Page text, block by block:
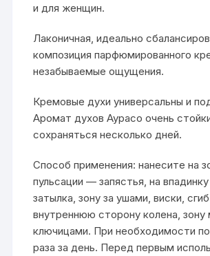
и для женщин.
Лаконичная, идеально
композиция парфюмированного
незабываемые ощущения.
Кремовые духи универсальны и
Аромат духов Аурасо очень
сохраняться несколько дней.
Способ применения: нанесите на
пульсации — запястья, на
затылка, зону за ушами, виски,
внутреннюю сторону колена,
ключицами. При необходимости
раза за день. Перед первым